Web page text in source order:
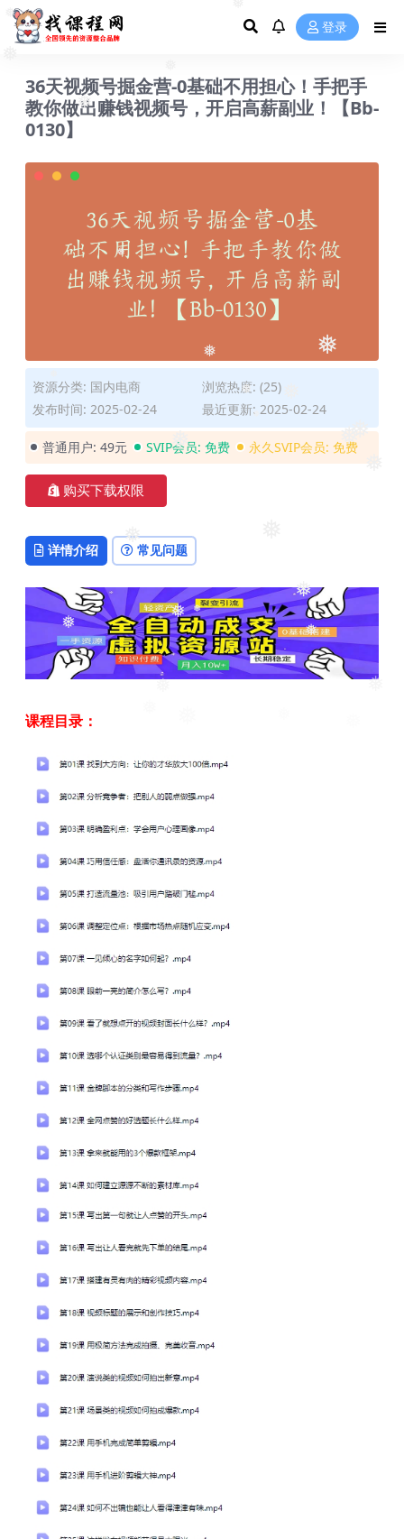
❅
❅
❅
❅
❅
❅
❅
❅
❅
❅
❅ ❅
❅
❅
❅
❅
❅
❅
❅
❅ ❅ ❅ 登录
36天视频号掘金营-0基础不用担心！手把手
教你做出赚钱视频号，开启高薪副业！【Bb-
0130】
资源分类: 国内电商
浏览热度: (25)
发布时间: 2025-02-24
最近更新: 2025-02-24
普通用户: 49元 SVIP会员: 免费 永久SVIP会员: 免费
购买下载权限
详情介绍 常见问题
课程目录：